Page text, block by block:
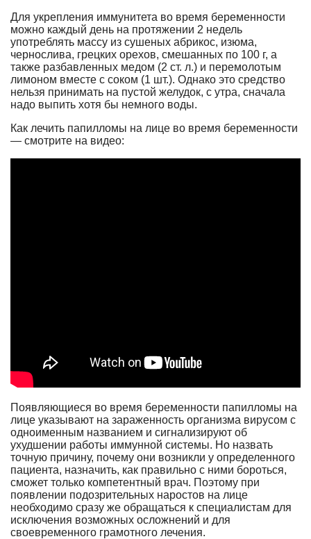
Для укрепления иммунитета во время беременности
можно каждый день на протяжении 2 недель
употреблять массу из сушеных абрикос, изюма,
чернослива, грецких орехов, смешанных по 100 г, а
также разбавленных медом (2 ст. л.) и перемолотым
лимоном вместе с соком (1 шт.). Однако это средство
нельзя принимать на пустой желудок, с утра, сначала
надо выпить хотя бы немного воды.
Как лечить папилломы на лице во время беременности
— смотрите на видео:
Появляющиеся во время беременности папилломы на
лице указывают на зараженность организма вирусом с
одноименным названием и сигнализируют об
ухудшении работы иммунной системы. Но назвать
точную причину, почему они возникли у определенного
пациента, назначить, как правильно с ними бороться,
сможет только компетентный врач. Поэтому при
появлении подозрительных наростов на лице
необходимо сразу же обращаться к специалистам для
исключения возможных осложнений и для
своевременного грамотного лечения.